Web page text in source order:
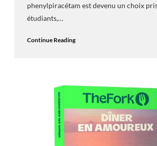
phenylpiracétam est devenu un choix
étudiants,…
Continue Reading